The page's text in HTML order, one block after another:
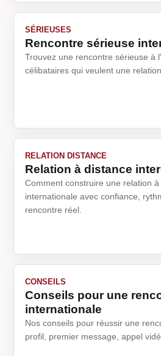
SÉRIEUSES
Rencontre sérieuse
Trouvez une rencontre sérieuse à
célibataires qui veulent une
RELATION DISTANCE
Relation à distance
Comment construire une relation à
internationale avec confiance,
rencontre réel.
CONSEILS
Conseils pour une
internationale
Nos conseils pour réussir une
profil, premier message, appel